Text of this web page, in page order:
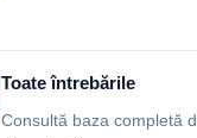
Toate întrebările
Consultă baza completă